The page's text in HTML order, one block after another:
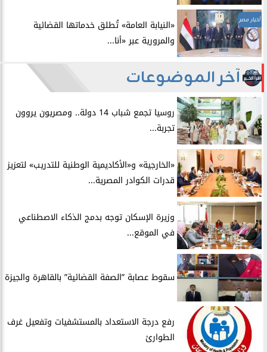
أخبار مصر
​«النيابة العامة» تُطلق خدماتها القضائية
والمرورية عبر «أنا...
آخر الموضوعات
روسيا تجمع شباب 14 دولة.. ومصريون يروون
تجربة...
​«الخارجية» و«الأكاديمية الوطنية للتدريب» لتعزيز
قدرات الكوادر المصرية...
​وزيرة الإسكان توجه بدمج الذكاء الاصطناعي
في الموقع...
سقوط عصابة ”الصفة القضائية” بالقاهرة والجيزة
​رفع درجة الاستعداد بالمستشفيات وتفعيل غرف
الطوارئ